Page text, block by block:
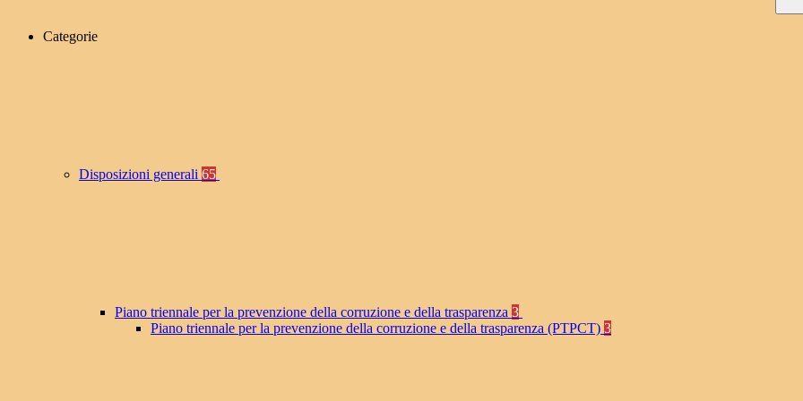
Categorie
Disposizioni generali 65
Piano triennale per la prevenzione della corruzione e della trasparenza 3
Piano triennale per la prevenzione della corruzione e della trasparenza (PTPCT) 3